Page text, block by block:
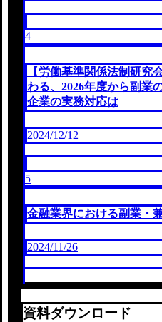
4
【労働基準関係法制研究
わる、2026年度から副業
企業の実務対応は
2024/12/12
5
金融業界における副業・
2024/11/26
資料ダウンロード